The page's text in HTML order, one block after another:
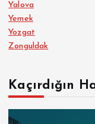
Yalova
Yemek
Yozgat
Zonguldak
Kaçırdığın